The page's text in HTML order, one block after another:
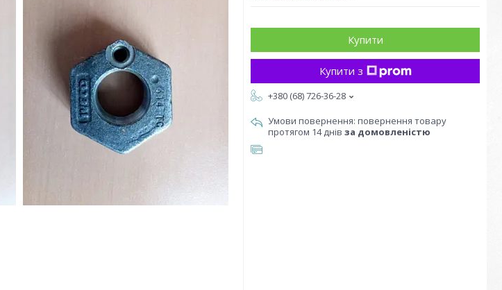
Купити
Купити з
+380 (68) 726-36-28
повернення товару
протягом 14 днів за домовленістю